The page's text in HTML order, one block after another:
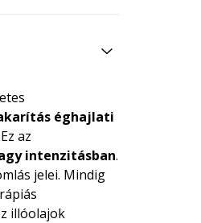
éghajlati
az
intenzitásban.
jelei. Mindig
illóolajok